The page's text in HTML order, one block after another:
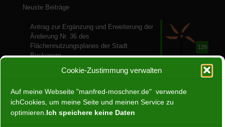
Cookie-Zustimmung verwalten
Auf meine Webseite "manfred-moschner.de" verwende
ichCookies, um meine Seite und meinen Service zu
optimieren. Ich speichere keine Daten
Neuste Beiträge
129
Antrag zur Ergänzung und Erweiterung der
Änderung Nr. 36 des
Flächennutzungsplanes der Stadt
Bockenem
28. Juli 2024
Ein Jahr ohne Atomenergie
30. April 2024